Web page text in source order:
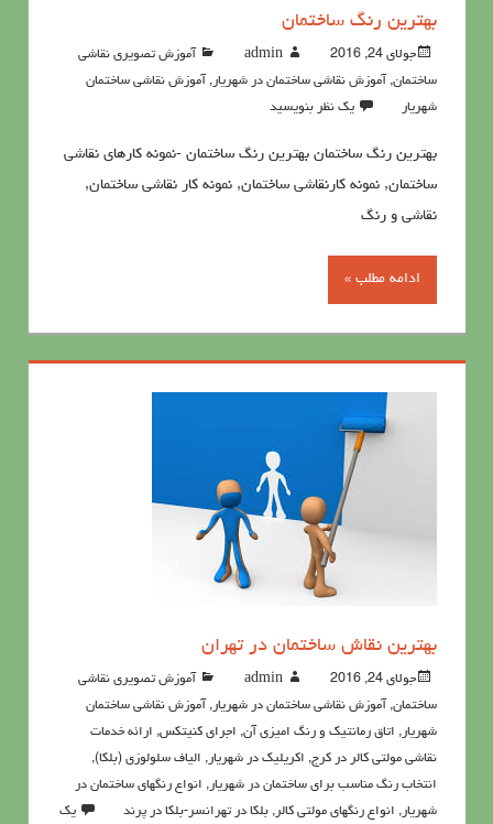
بهترین رنگ ساختمان
جولای 24, 2016 admin
آموزش تصویری نقاشی
ساختمان, آموزش نقاشی ساختمان در شهریار , آموزش نقاشی ساختمان
شهریار
یک نظر بنویسید
بهترین رنگ ساختمان بهترین رنگ ساختمان -نمونه کارهای نقاشی
ساختمان, نمونه کارنقاشی ساختمان, نمونه کار نقاشی ساختمان,
نقاشی و رنگ
ادامه مطلب »
بهترین نقاش ساختمان در تهران
جولای 24, 2016 admin
آموزش تصویری نقاشی
ساختمان, آموزش نقاشی ساختمان در شهریار, آموزش نقاشی ساختمان
شهریار, اتاق رمانتیک و رنگ امیزی آن, اجرای کنیتکس, ارائه خدمات
نقاشی مولتی کالر در کرج, اکريليک در شهریار, الیاف سلولوزی (بلکا),
انتخاب رنگ مناسب برای ساختمان در شهریار, انواع رنگهای ساختمان در
شهریار, انواع رنگهای مولتی کالر, بلکا در تهرانسر-بلکا در پرند یک